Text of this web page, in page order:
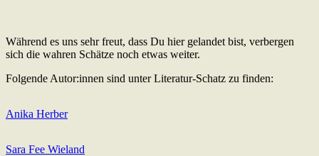
Während es uns sehr freut, dass Du hier gelandet bist, verbergen
sich die wahren Schätze noch etwas weiter.
Folgende Autor:innen sind unter Literatur-Schatz zu finden:
Anika Herber
Sara Fee Wieland